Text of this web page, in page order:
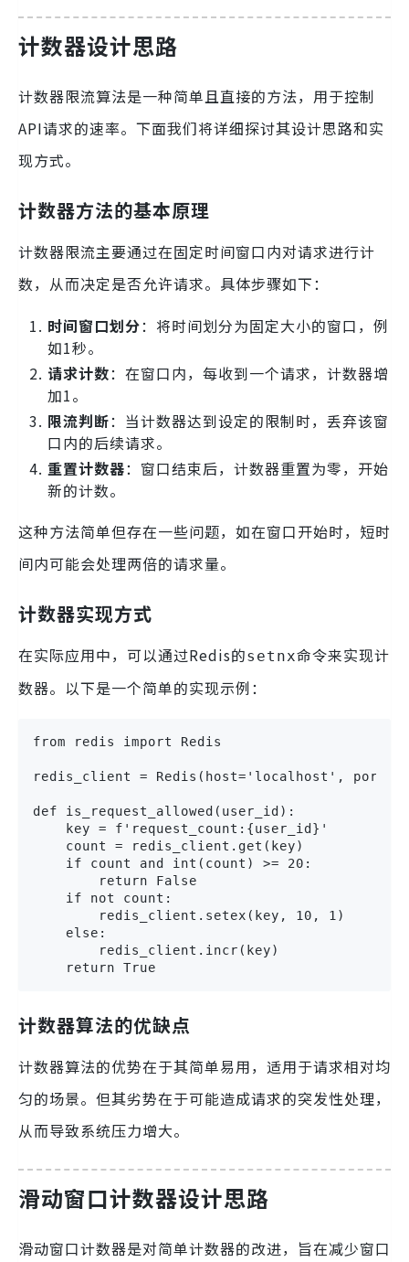
计数器设计思路
计数器限流算法是一种简单且直接的方法，用于控制
API请求的速率。下面我们将详细探讨其设计思路和实
现方式。
计数器方法的基本原理
计数器限流主要通过在固定时间窗口内对请求进行计
数，从而决定是否允许请求。具体步骤如下：
时间窗口划分：将时间划分为固定大小的窗口，例
如1秒。
请求计数：在窗口内，每收到一个请求，计数器增
加1。
限流判断：当计数器达到设定的限制时，丢弃该窗
口内的后续请求。
重置计数器：窗口结束后，计数器重置为零，开始
新的计数。
这种方法简单但存在一些问题，如在窗口开始时，短时
间内可能会处理两倍的请求量。
计数器实现方式
在实际应用中，可以通过Redis的setnx命令来实现计
数器。以下是一个简单的实现示例：
from redis import Redis
redis_client = Redis(host='localhost',
def is_request_allowed(user_id):
    key = f'request_count:{user_id}'
    count = redis_client.get(key)
    if count and int(count) >= 20:
        return False
    if not count:
        redis_client.setex(key, 10, 1)
    else:
        redis_client.incr(key)
    return True
计数器算法的优缺点
计数器算法的优势在于其简单易用，适用于请求相对均
匀的场景。但其劣势在于可能造成请求的突发性处理，
从而导致系统压力增大。
滑动窗口计数器设计思路
滑动窗口计数器是对简单计数器的改进，旨在减少窗口